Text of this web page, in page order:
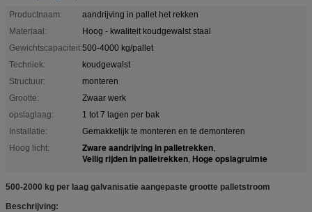
Productnaam:
aandrijving in pallet het rekken
Materiaal:
Hoog - kwaliteit koudgewalst staal
Gewichtscapaciteit:500-4000 kg/pallet
Techniek:
koudgewalst
Structuur:
monteren
Grootte:
Zwaar werk
opslaglaag:
1 tot 7 lagen per bak
Installatie:
Gemakkelijk te monteren en te demonteren
Hoog licht:
Zware aandrijving in palletrekken,
Veilig rijden in palletrekken, Hoge opslagruimte
500-2000 kg per laag galvanisatie aangepaste grootte palletstroom
Beschrijving: